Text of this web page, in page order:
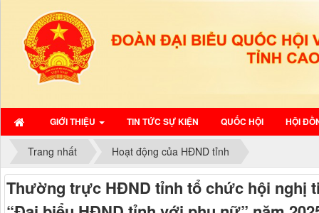
GIỚI THIỆU TIN TỨC SỰ KIỆN QUỐC HỘI HỘI
Trang nhất Hoạt động của HĐND tỉnh
Thường trực HĐND tỉnh tổ chức hội nghị